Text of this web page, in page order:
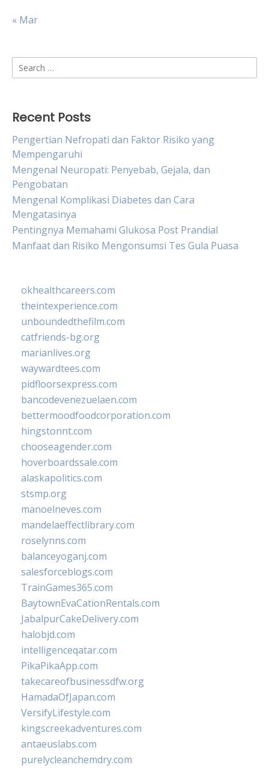
« Mar
Search
for:
Recent Posts
Pengertian Nefropati dan Faktor Risiko yang
Mempengaruhi
Mengenal Neuropati: Penyebab, Gejala, dan
Pengobatan
Mengenal Komplikasi Diabetes dan Cara
Mengatasinya
Pentingnya Memahami Glukosa Post Prandial
Manfaat dan Risiko Mengonsumsi Tes Gula Puasa
okhealthcareers.com
theintexperience.com
unboundedthefilm.com
catfriends-bg.org
marianlives.org
waywardtees.com
pidfloorsexpress.com
bancodevenezuelaen.com
bettermoodfoodcorporation.com
hingstonnt.com
chooseagender.com
hoverboardssale.com
alaskapolitics.com
stsmp.org
manoelneves.com
mandelaeffectlibrary.com
roselynns.com
balanceyoganj.com
salesforceblogs.com
TrainGames365.com
BaytownEvaCationRentals.com
JabalpurCakeDelivery.com
halobjd.com
intelligenceqatar.com
PikaPikaApp.com
takecareofbusinessdfw.org
HamadaOfJapan.com
VersifyLifestyle.com
kingscreekadventures.com
antaeuslabs.com
purelycleanchemdry.com